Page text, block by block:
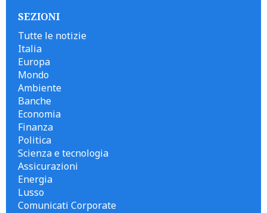
SEZIONI
Tutte le notizie
Italia
Europa
Mondo
Ambiente
Banche
Economia
Finanza
Politica
Scienza e tecnologia
Assicurazioni
Energia
Lusso
Comunicati Corporate